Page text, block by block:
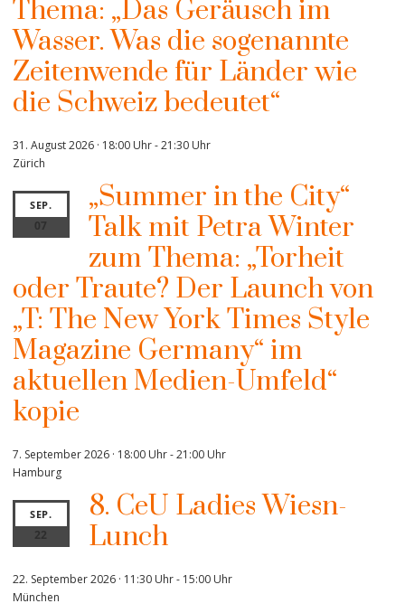
Thema: „Das Geräusch im
Wasser. Was die sogenannte
Zeitenwende für Länder wie
die Schweiz bedeutet“
31. August 2026 · 18:00 Uhr-21:30 Uhr
Zürich
SEP.
07
„Summer in the City“
Talk mit Petra Winter
zum Thema: „Torheit
oder Traute? Der Launch von
„T: The New York Times Style
Magazine Germany“ im
aktuellen Medien-Umfeld“
kopie
7. September 2026 · 18:00 Uhr-21:00 Uhr
Hamburg
SEP.
22
8. CeU Ladies Wiesn-
Lunch
22. September 2026 · 11:30 Uhr- 15:00 Uhr
München